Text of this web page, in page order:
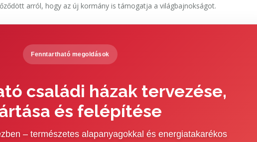
arról, hogy az új kormány is támogatja a világbajnokságot.
Fenntartható megoldások
családi házak tervezése,
és felépítése
– természetes alapanyagokkal és energiatakarékos